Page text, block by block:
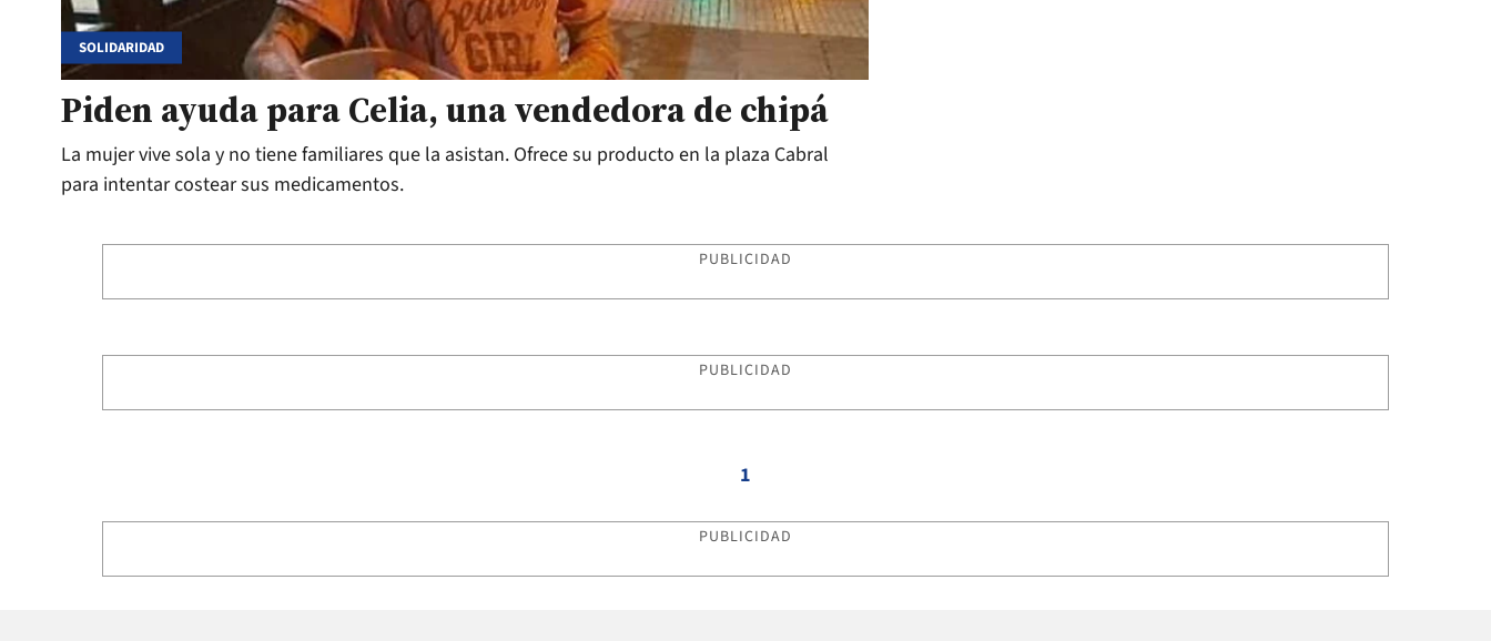
SOLIDARIDAD
Piden ayuda para Celia, una vendedora de chipá
La mujer vive sola y no tiene familiares que la asistan. Ofrece su producto en la plaza Cabral
para intentar costear sus medicamentos.
PUBLICIDAD
PUBLICIDAD
1
PUBLICIDAD